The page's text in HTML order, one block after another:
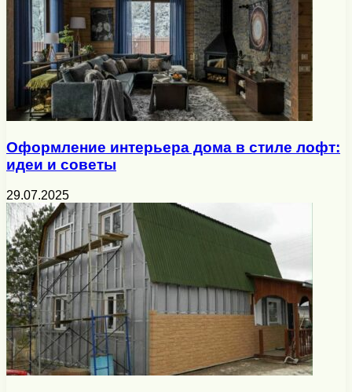
Оформление интерьера дома в стиле лофт:
идеи и советы
29.07.2025